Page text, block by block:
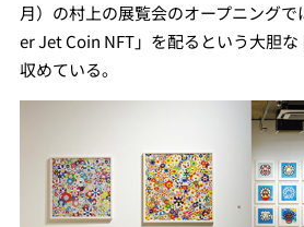
月）の村上の展覧会のオープニング
er Jet Coin NFT」を配るという大胆
収めている。